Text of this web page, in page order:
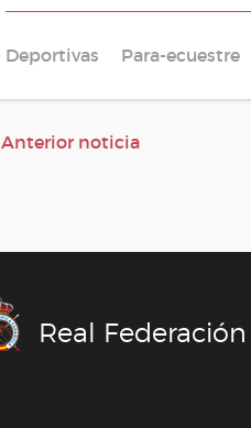
Deportivas Para-ecuestre
Anterior noticia
Real